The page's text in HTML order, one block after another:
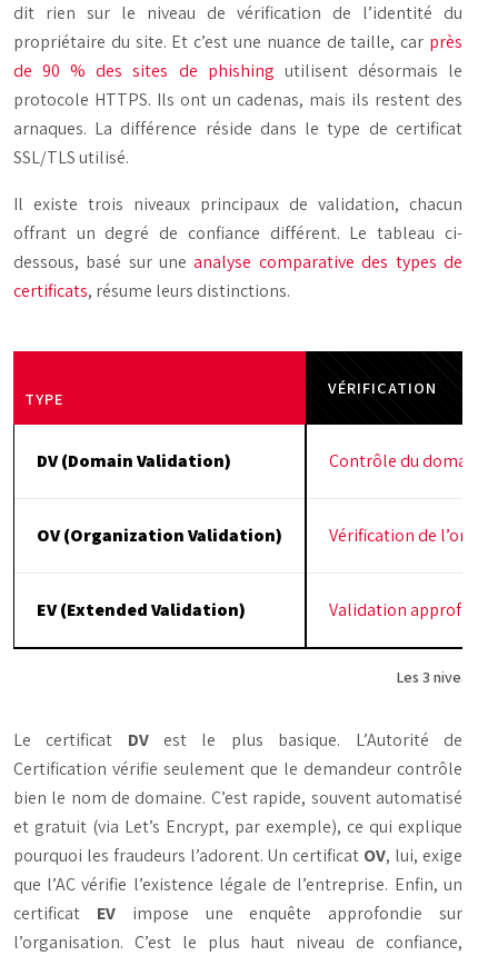
dit rien sur le niveau de vérification de l’identité du
propriétaire du site. Et c’est une nuance de taille, car près
de 90 % des sites de phishing utilisent désormais le
protocole HTTPS. Ils ont un cadenas, mais ils restent des
arnaques. La différence réside dans le type de certificat
SSL/TLS utilisé.
Il existe trois niveaux principaux de validation, chacun
offrant un degré de confiance différent. Le tableau ci-
dessous, basé sur uneanalyse comparative des types de
certificats, résume leurs distinctions.
Les 3 niveaux
TYPE
VÉRIFICATION
DV (Domain Validation) Contrôle du domaine
OV (Organization Validation) Vérification de
EV (Extended Validation) Validation
Le certificat DVest le plus basique. L’Autorité de
Certification vérifie seulement que le demandeur contrôle
bien le nom de domaine. C’est rapide, souvent automatisé
et gratuit (via Let’s Encrypt, par exemple), ce qui explique
pourquoi les fraudeurs l’adorent. Un certificat OV, lui, exige
que l’AC vérifie l’existence légale de l’entreprise. Enfin, un
certificat EVimpose une enquête approfondie sur
l’organisation. C’est le plus haut niveau de confiance,